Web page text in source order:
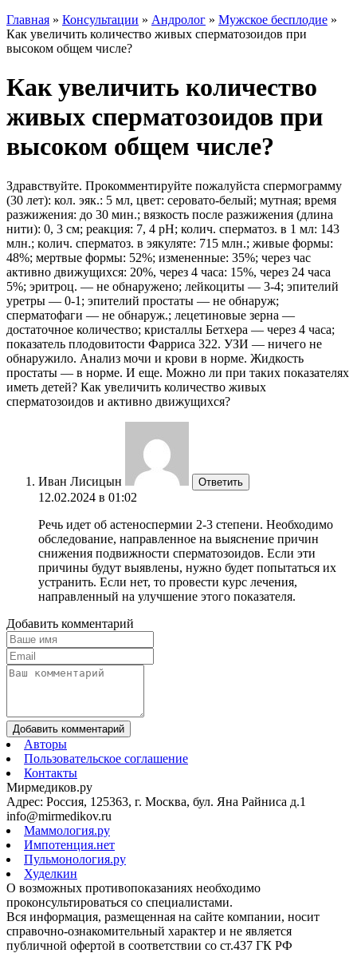
Главная » Консультации » Андролог » Мужское бесплодие »
Как увеличить количество живых сперматозоидов при
высоком общем числе?
Как увеличить количество
живых сперматозоидов при
высоком общем числе?
Здравствуйте. Прокомментируйте пожалуйста спермограмму
(30 лет): кол. эяк.: 5 мл, цвет: серовато-белый; мутная; время
разжижения: до 30 мин.; вязкость после разжижения (длина
нити): 0, 3 см; реакция: 7, 4 pH; колич. сперматоз. в 1 мл: 143
млн.; колич. сперматоз. в эякуляте: 715 млн.; живые формы:
48%; мертвые формы: 52%; измененные: 35%; через час
активно движущихся: 20%, через 4 часа: 15%, через 24 часа
5%; эритроц. — не обнаружено; лейкоциты — 3-4; эпителий
уретры — 0-1; эпителий простаты — не обнаруж;
сперматофаги — не обнаруж.; лецетиновые зерна —
достаточное количество; кристаллы Бетхера — через 4 часа;
показатель плодовитости Фарриса 322. УЗИ — ничего не
обнаружило. Анализ мочи и крови в норме. Жидкость
простаты — в норме. И еще. Можно ли при таких показателях
иметь детей? Как увеличить количество живых
сперматозоидов и активно движущихся?
Иван Лисицын Ответить
12.02.2024 в 01:02
Речь идет об астеноспермии 2-3 степени. Необходимо
обследование, направленное на выяснение причин
снижения подвижности сперматозоидов. Если эти
причины будут выявлены, нужно будет попытаться их
устранить. Если нет, то провести курс лечения,
направленный на улучшение этого показателя.
Добавить комментарий
Добавить комментарий
Авторы
Пользовательское соглашение
Контакты
Мирмедиков.ру
Адрес: Россия, 125363, г. Москва, бул. Яна Райниса д.1
info@mirmedikov.ru
Маммология.ру
Импотенция.нет
Пульмонология.ру
Худелкин
О возможных противопоказаниях необходимо
проконсультироваться со специалистами.
Вся информация, размещенная на сайте компании, носит
справочно-ознакомительный характер и не является
публичной офертой в соответствии со ст.437 ГК РФ